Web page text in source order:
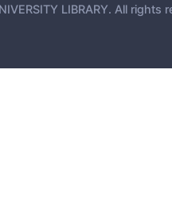
LIBRARY. All rights